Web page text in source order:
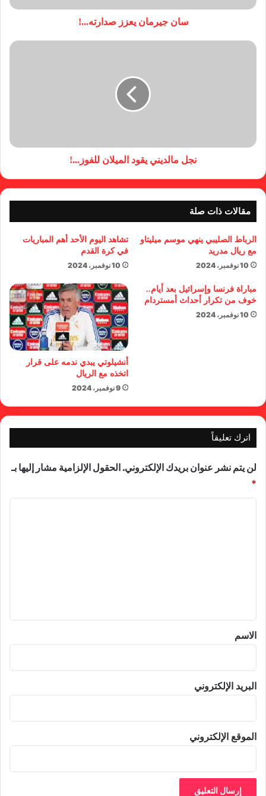
سان جيرمان يعزز صدارته...!
نجل مالديني يقود الميلان للفوز...!
مقالات ذات صلة
الرباط الصليبي ينهي موسم ميليتاو
مع ريال مدريد
10 نوفمبر، 2024
تشاهد اليوم الأحد أهم المباريات
في كرة القدم
10 نوفمبر، 2024
مباراة فرنسا وإسرائيل بعد أيام..
خوف من تكرار أحداث أمستردام
10 نوفمبر، 2024
أنشيلوتي يبدي ندمه على قرار
اتخذه مع الريال
9 نوفمبر، 2024
اترك تعليقاً
لن يتم نشر عنوان بريدك الإلكتروني. الحقول الإلزامية مشار إليها بـ
*
*
الاسم
البريد الإلكتروني
الموقع الإلكتروني